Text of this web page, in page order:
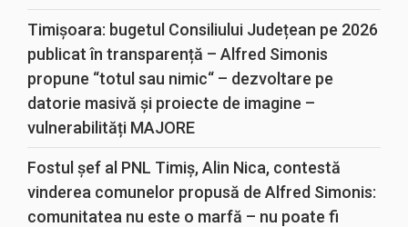
Timișoara: bugetul Consiliului Județean pe 2026
publicat în transparență – Alfred Simonis
propune “totul sau nimic“ – dezvoltare pe
datorie masivă și proiecte de imagine –
vulnerabilități MAJORE
Fostul șef al PNL Timiș, Alin Nica, contestă
vinderea comunelor propusă de Alfred Simonis:
comunitatea nu este o marfă – nu poate fi